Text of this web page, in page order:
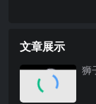
文章展示
狮